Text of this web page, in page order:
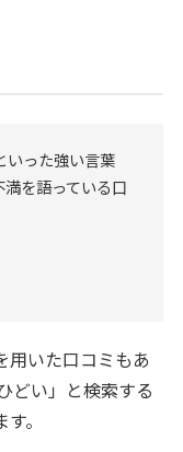
いった強い言葉
を語っている口
用いた口コミもあ
どい」と検索する
。